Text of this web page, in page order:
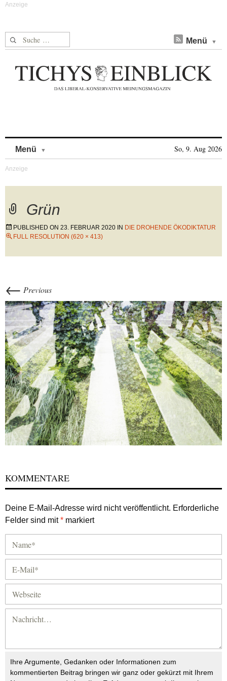
Suche nach: Menü
Menü So, 9. Aug 2026
Grün
PUBLISHED ON 23. FEBRUAR 2020 IN DIE DROHENDE ÖKODIKTATUR
FULL RESOLUTION (620 × 413)
← Previous
KOMMENTARE
Deine E-Mail-Adresse wird nicht veröffentlicht. Erforderliche
Felder sind mit* markiert
Ihre Argumente, Gedanken oder Informationen zum
kommentierten Beitrag bringen wir ganz oder gekürzt mit Ihrem